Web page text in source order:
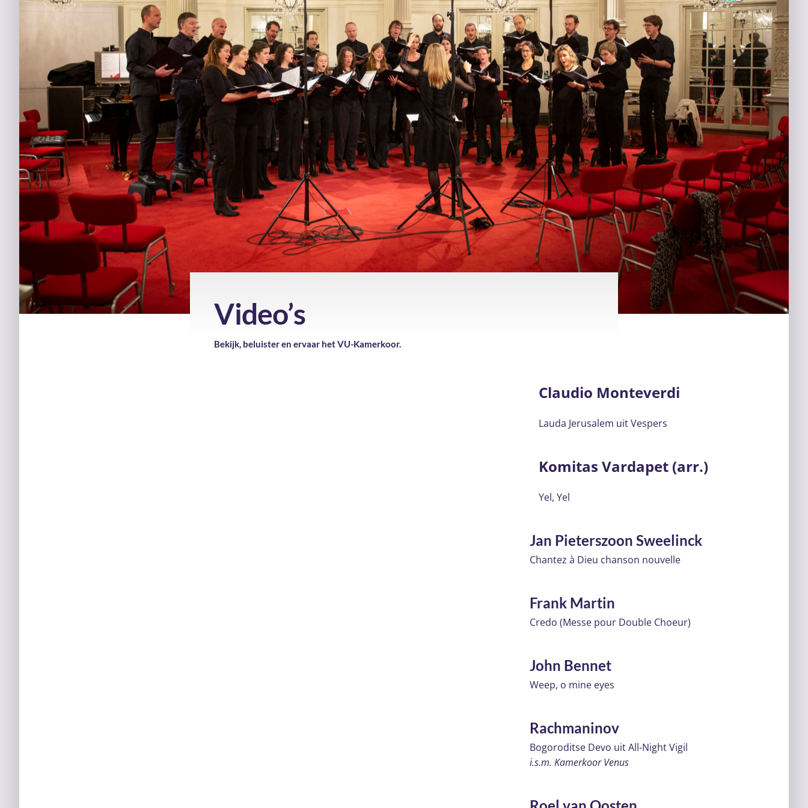
Video’s
Bekijk, beluister en ervaar het VU-Kamerkoor.
Claudio Monteverdi
Lauda Jerusalem uit Vespers
Komitas Vardapet (arr.)
Yel, Yel
Jan Pieterszoon Sweelinck
Chantez à Dieu chanson nouvelle
Frank Martin
Credo (Messe pour Double Choeur)
John Bennet
Weep, o mine eyes
Rachmaninov
Bogoroditse Devo uit All-Night Vigil
i.s.m. Kamerkoor Venus